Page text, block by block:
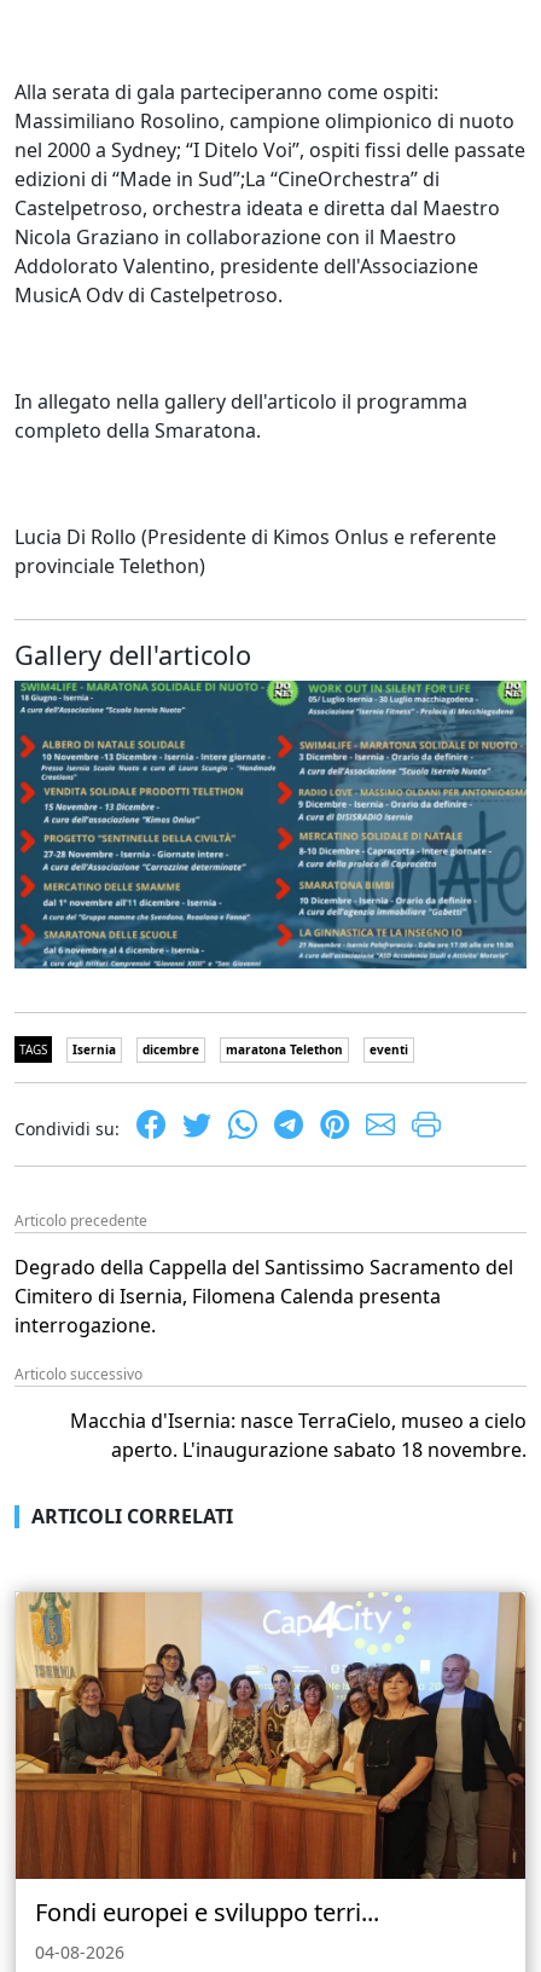
Alla serata di gala parteciperanno come ospiti:
Massimiliano Rosolino, campione olimpionico di nuoto
nel 2000 a Sydney; “I Ditelo Voi”, ospiti fissi delle passate
edizioni di “Made in Sud”;La “CineOrchestra” di
Castelpetroso, orchestra ideata e diretta dal Maestro
Nicola Graziano in collaborazione con il Maestro
Addolorato Valentino, presidente dell'Associazione
MusicA Odv di Castelpetroso.
In allegato nella gallery dell'articolo il programma
completo della Smaratona.
Lucia Di Rollo (Presidente di Kimos Onlus e referente
provinciale Telethon)
Gallery dell'articolo
TAGS Isernia dicembre maratona Telethon eventi
Condividi su:
Articolo precedente
Degrado della Cappella del Santissimo Sacramento del
Cimitero di Isernia, Filomena Calenda presenta
interrogazione.
Articolo successivo
Macchia d'Isernia: nasce TerraCielo, museo a cielo
aperto. L'inaugurazione sabato 18 novembre.
ARTICOLI CORRELATI
Fondi europei e sviluppo terri...
04-08-2026